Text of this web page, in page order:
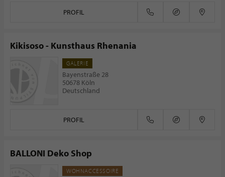
PROFIL
Kikisoso - Kunsthaus Rhenania
GALERIE
Bayenstraße 28
50678 Köln
Deutschland
PROFIL
BALLONI Deko Shop
WOHNACCESSOIRE